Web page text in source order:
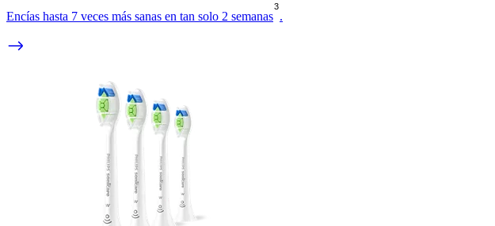
Encías hasta 7 veces más sanas en tan solo 2 semanas
3
.